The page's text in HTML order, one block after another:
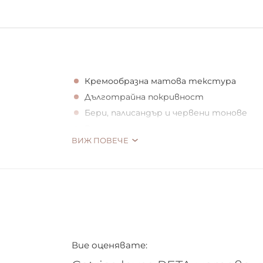
Кремообразна матова текстура
Дълготрайна покривност
Бери, палисандър и червени тонове
ще може да направи това с лекота:
ВИЖ ПОВЕЧЕ
Вие оценявате: